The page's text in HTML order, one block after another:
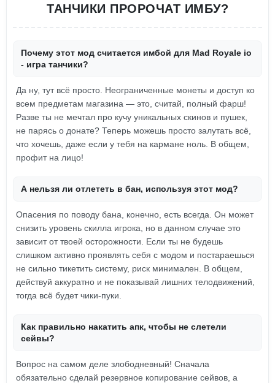
ТАНЧИКИ ПРОРОЧАТ ИМБУ?
Почему этот мод считается имбой для Mad Royale io
- игра танчики?
Да ну, тут всё просто. Неограниченные монеты и доступ ко
всем предметам магазина — это, считай, полный фарш!
Разве ты не мечтал про кучу уникальных скинов и пушек,
не парясь о донате? Теперь можешь просто залутать всё,
что хочешь, даже если у тебя на кармане ноль. В общем,
профит на лицо!
А нельзя ли отлететь в бан, используя этот мод?
Опасения по поводу бана, конечно, есть всегда. Он может
снизить уровень скилла игрока, но в данном случае это
зависит от твоей осторожности. Если ты не будешь
слишком активно проявлять себя с модом и постараешься
не сильно тикетить систему, риск минимален. В общем,
действуй аккуратно и не показывай лишних телодвижений,
тогда всё будет чики-пуки.
Как правильно накатить апк, чтобы не слетели
сейвы?
Вопрос на самом деле злободневный! Сначала
обязательно сделай резервное копирование сейвов, а